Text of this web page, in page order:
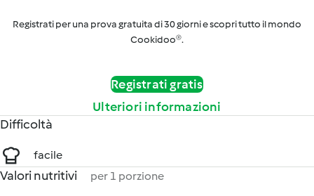
Registrati per una prova gratuita di 30 giorni e scopri tutto il mondo
Cookidoo®.
Registrati gratis
Ulteriori informazioni
Difficoltà
facile
Valori nutritivi per 1 porzione